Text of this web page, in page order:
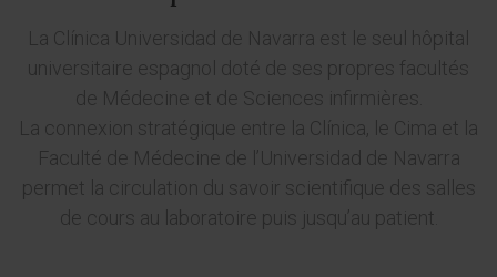
La Clínica Universidad de Navarra est le seul hôpital
universitaire espagnol doté de ses propres facultés
de Médecine et de Sciences infirmières.
La connexion stratégique entre la Clínica, le Cima et la
Faculté de Médecine de l’Universidad de Navarra
permet la circulation du savoir scientifique des salles
de cours au laboratoire puis jusqu’au patient.